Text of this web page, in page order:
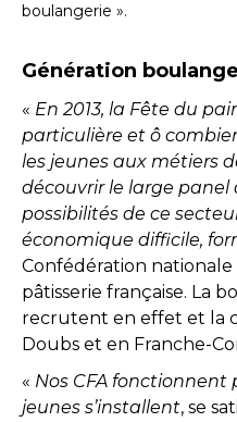
boulangerie ».
Génération
« En 2013, la Fête du
particulière et ô
les jeunes aux métiers
découvrir le large panel
possibilités de ce
économique difficile,
Confédération
pâtisserie française. La
recrutent en effet et la
Doubs et en Franche-
« Nos CFA
jeunes s’installent, se